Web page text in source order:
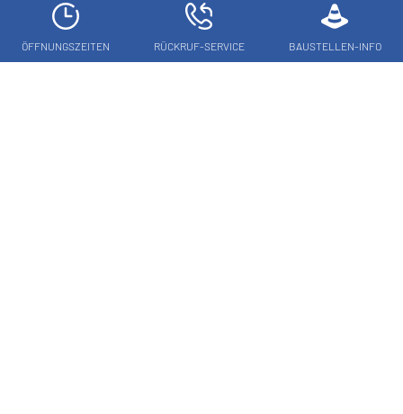
ÖFFNUNGSZEITEN RÜCKRUF-SERVICE BAUSTELLEN-INFO
+43 5372 6930
stwk.at
News